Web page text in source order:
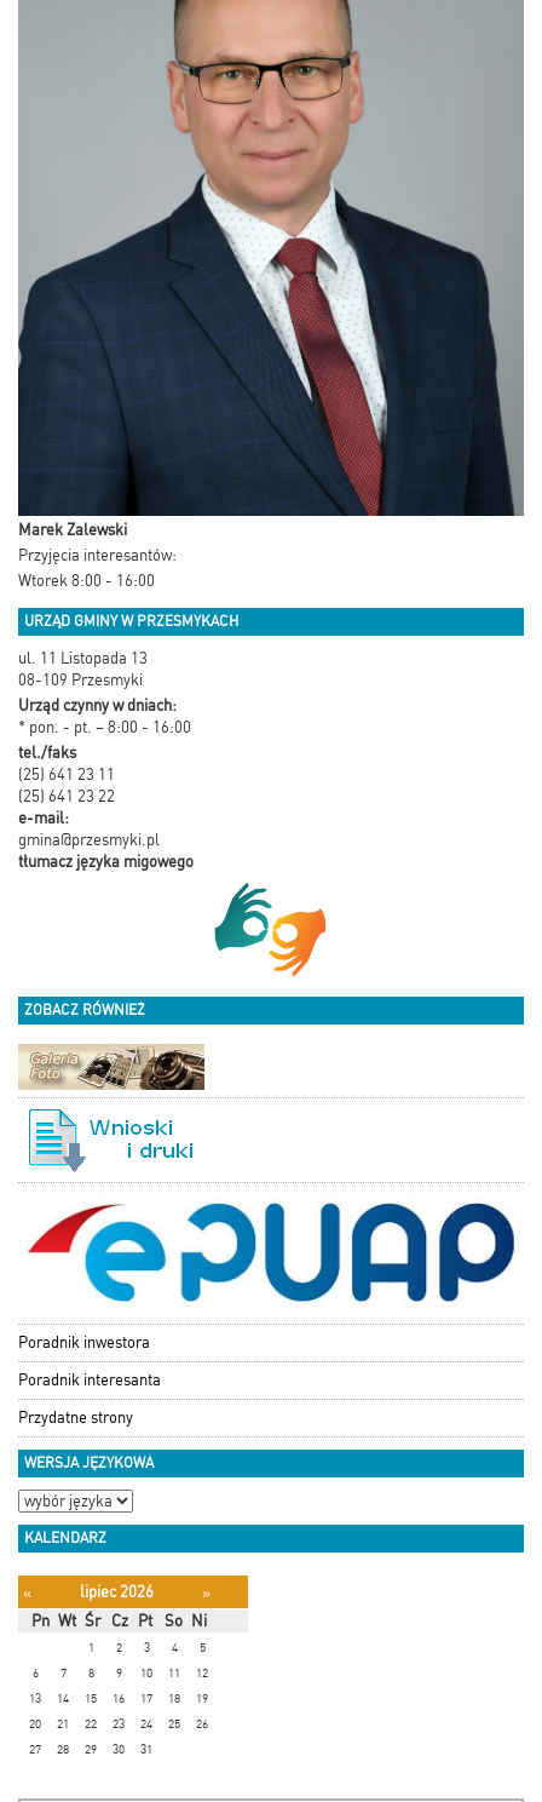
Marek Zalewski
Przyjęcia interesantów:
Wtorek 8:00 - 16:00
URZĄD GMINY W PRZESMYKACH
ul. 11 Listopada 13
08-109 Przesmyki
Urząd czynny w dniach:
* pon. - pt. – 8:00 - 16:00
tel./faks
(25) 641 23 11
(25) 641 23 22
e-mail:
gmina@przesmyki.pl
tłumacz języka migowego
ZOBACZ RÓWNIEŻ
Poradnik inwestora
Poradnik interesanta
Przydatne strony
WERSJA JĘZYKOWA
KALENDARZ
« lipiec 2026
»
Pn Wt Śr Cz Pt So Ni
1 2 3 4
5
6
7 8 9 10 11
12
13
14 15 16 17 18
19
20
21 22 23 24 25
26
27
28 29 30 31